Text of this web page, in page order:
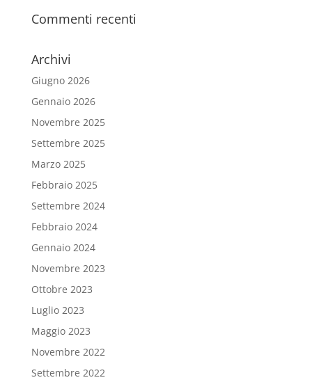
Commenti recenti
Archivi
Giugno 2026
Gennaio 2026
Novembre 2025
Settembre 2025
Marzo 2025
Febbraio 2025
Settembre 2024
Febbraio 2024
Gennaio 2024
Novembre 2023
Ottobre 2023
Luglio 2023
Maggio 2023
Novembre 2022
Settembre 2022